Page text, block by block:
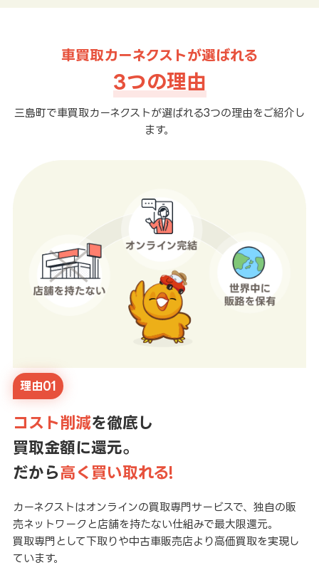
車買取カーネクストが選ばれる
3つの理由
三島町で車買取カーネクストが選ばれる3つの理由をご紹介し
ます。
理由01
コスト削減を徹底し
買取金額に還元。
だから高く買い取れる!
カーネクストはオンラインの買取専門サービスで、独自の販
売ネットワークと店舗を持たない仕組みで最大限還元。
買取専門として下取りや中古車販売店より高価買取を実現し
ています。